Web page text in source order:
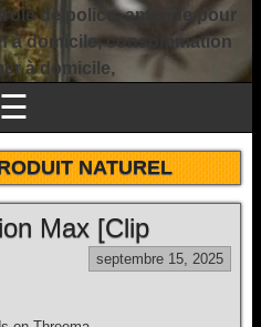
de police, amende pour
à domicile, consommation
à domicile,
☰
NATUREL
Max [Clip
septembre 15, 2025